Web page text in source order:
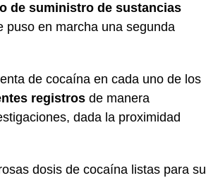
de suministro de sustancias
puso en marcha una segunda
de cocaína en cada uno de los
registros de manera
dada la proximidad
dosis de cocaína listas para su